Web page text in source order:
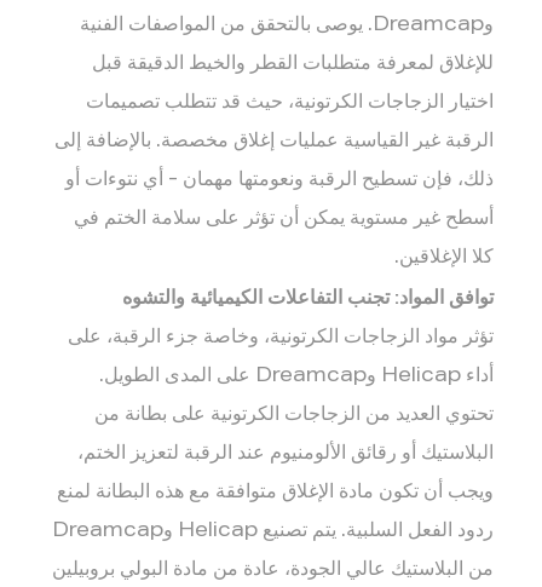
وDreamcap. يوصى بالتحقق من المواصفات الفنية
للإغلاق لمعرفة متطلبات القطر والخيط الدقيقة قبل
اختيار الزجاجات الكرتونية، حيث قد تتطلب تصميمات
الرقبة غير القياسية عمليات إغلاق مخصصة. بالإضافة إلى
ذلك، فإن تسطيح الرقبة ونعومتها مهمان - أي نتوءات أو
أسطح غير مستوية يمكن أن تؤثر على سلامة الختم في
كلا الإغلاقين.
توافق المواد: تجنب التفاعلات الكيميائية والتشوه
تؤثر مواد الزجاجات الكرتونية، وخاصة جزء الرقبة، على
أداء Helicap وDreamcap على المدى الطويل.
تحتوي العديد من الزجاجات الكرتونية على بطانة من
البلاستيك أو رقائق الألومنيوم عند الرقبة لتعزيز الختم،
ويجب أن تكون مادة الإغلاق متوافقة مع هذه البطانة لمنع
ردود الفعل السلبية. يتم تصنيع Helicap وDreamcap
من البلاستيك عالي الجودة، عادة من مادة البولي بروبيلين